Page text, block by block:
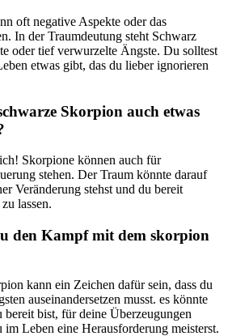
oft negative ⁢Aspekte oder das
⁣In ​der Traumdeutung steht ‌Schwarz
oder⁢ tief verwurzelte Ängste. Du solltest
etwas gibt, das du lieber⁤ ignorieren
​Skorpion auch etwas
Skorpione können auch für⁤
stehen. Der Traum könnte darauf⁣
Veränderung‌ stehst und du⁢ bereit
lassen.
⁣den Kampf ⁣mit dem⁤ skorpion⁢
kann ein Zeichen ​dafür sein, dass ​du
auseinandersetzen ‌musst. es könnte
bereit bist, für deine Überzeugungen⁢
im Leben eine Herausforderung meisterst.